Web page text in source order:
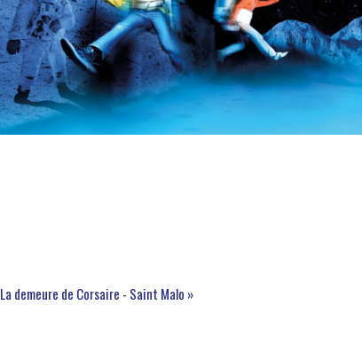
La demeure de Corsaire - Saint Malo »